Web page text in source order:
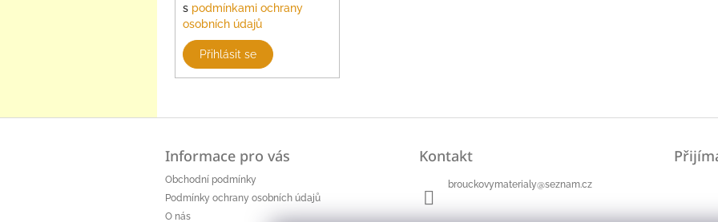
s podmínkami ochrany
osobních údajů
Přihlásit se
Z
Informace pro vás
Obchodní podmínky
Podmínky ochrany osobních údajů
O nás
Kontakt
brouckovymaterialy@seznam.cz